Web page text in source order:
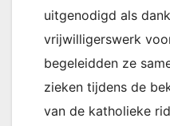
uitgenodigd als
vrijwilligerswerk
begeleidden ze
zieken tijdens de
van de katholieke